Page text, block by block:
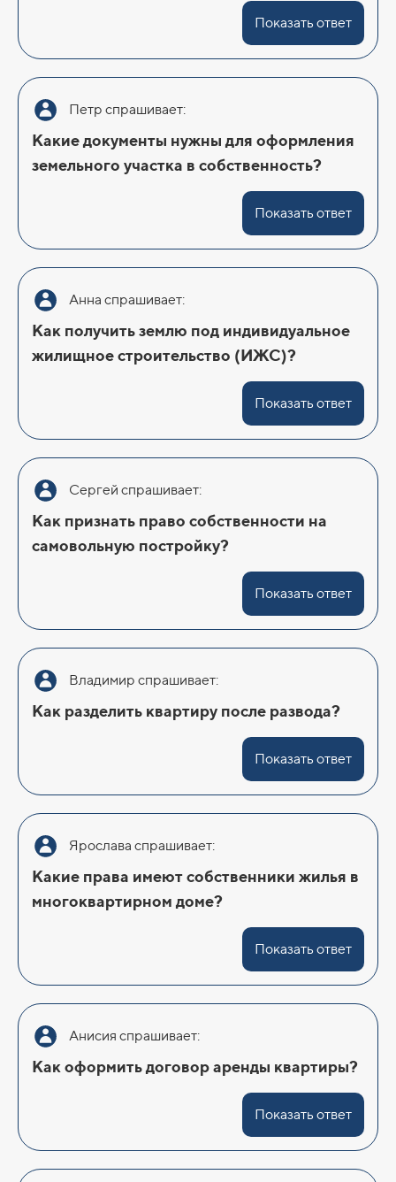
Показать ответ
Петр спрашивает:
Какие документы нужны для оформления
земельного участка в собственность?
Показать ответ
Анна спрашивает:
Как получить землю под индивидуальное
жилищное строительство (ИЖС)?
Показать ответ
Сергей спрашивает:
Как признать право собственности на
самовольную постройку?
Показать ответ
Владимир спрашивает:
Как разделить квартиру после развода?
Показать ответ
Ярослава спрашивает:
Какие права имеют собственники жилья в
многоквартирном доме?
Показать ответ
Анисия спрашивает:
Как оформить договор аренды квартиры?
Показать ответ